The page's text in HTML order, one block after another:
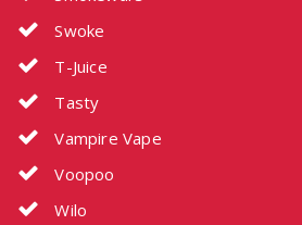
Swoke
T-Juice
Tasty
Vampire Vape
Voopoo
Wilo